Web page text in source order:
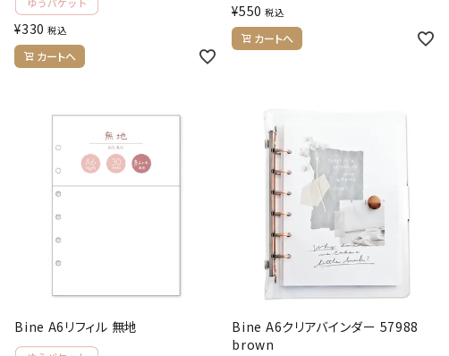
¥330 税込
カートへ
¥550 税込
カートへ
Bine A6リフィル 無地
Bine A6クリアバインダー 57988
brown